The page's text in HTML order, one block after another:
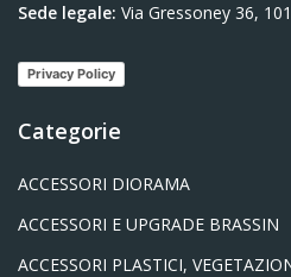
Sede legale: Via Gressoney 36,
Privacy Policy
Categorie
ACCESSORI DIORAMA
ACCESSORI E UPGRADE BRASSIN
ACCESSORI PLASTICI,